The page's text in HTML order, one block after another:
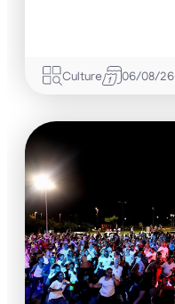
Culture 06/08/26